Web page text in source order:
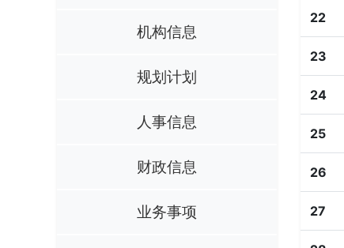
机构信息
规划计划
人事信息
财政信息
业务事项
22
23
24
25
26
27